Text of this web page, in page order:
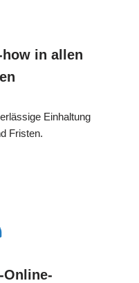
in allen
Einhaltung
Fristen.
Online-